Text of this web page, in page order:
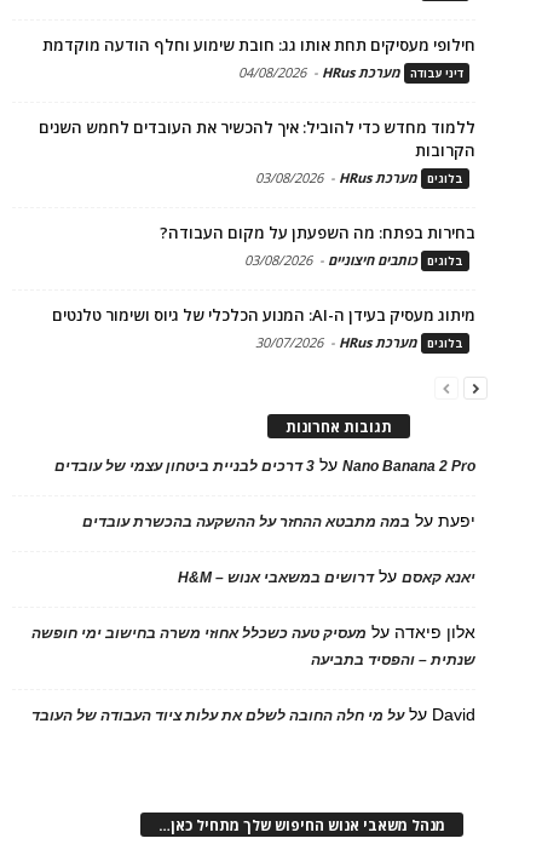
חילופי מעסיקים תחת אותו גג: חובת שימוע וחלף הודעה מוקדמת
דיני עבודה מערכת HRus -
04/08/2026
ללמוד מחדש כדי להוביל: איך להכשיר את העובדים לחמש השנים
הקרובות
בלוגים מערכת HRus -
03/08/2026
בחירות בפתח: מה השפעתן על מקום העבודה?
בלוגים כותבים חיצוניים -
03/08/2026
מיתוג מעסיק בעידן ה-AI: המנוע הכלכלי של גיוס ושימור טלנטים
בלוגים מערכת HRus -
30/07/2026
תגובות אחרונות
Nano Banana 2 Proעל 3 דרכים לבניית ביטחון עצמי של עובדים
יפעתעל במה מתבטא ההחזר על ההשקעה בהכשרת עובדים
יאנא קאסםעלדרושים במשאבי אנוש – H&M
אלון פיאדה על מעסיק טעה כשכלל אחוזי משרה בחישוב ימי חופשה
שנתית – והפסיד בתביעה
David עלעל מי חלה החובה לשלם את עלות ציוד העבודה של העובד
מנהל משאבי אנוש החיפוש שלך מתחיל כאן…